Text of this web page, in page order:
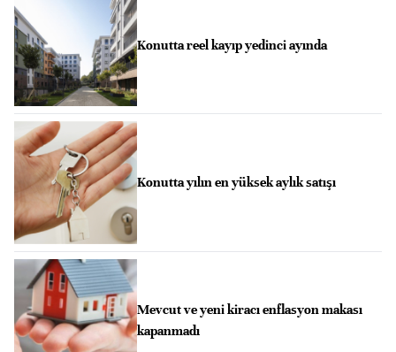
Konutta reel kayıp yedinci ayında
Konutta yılın en yüksek aylık satışı
Mevcut ve yeni kiracı enflasyon makası
kapanmadı